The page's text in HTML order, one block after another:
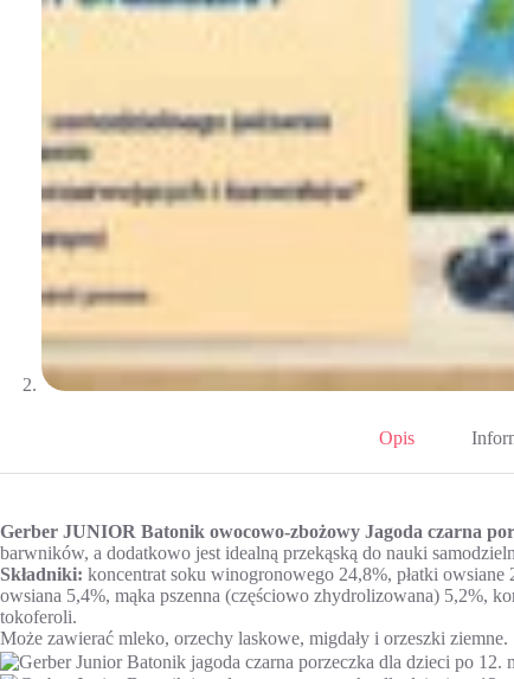
Opis
Gerber JUNIOR Batonik owocowo-zbożowy Jagoda czarna
barwników, a dodatkowo jest idealną przekąską do nauki
Składniki: koncentrat soku winogronowego 24,8%, płatki
owsiana 5,4%, mąka pszenna (częściowo zhydrolizowana) 5,2%,
tokoferoli.
Może zawierać mleko, orzechy laskowe, migdały i orzeszki ziemne.